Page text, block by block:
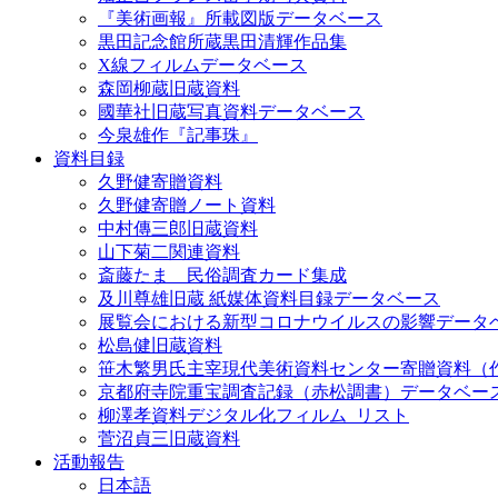
『美術画報』所載図版データベース
黒田記念館所蔵黒田清輝作品集
X線フィルムデータベース
森岡柳蔵旧蔵資料
國華社旧蔵写真資料データベース
今泉雄作『記事珠』
資料目録
久野健寄贈資料
久野健寄贈ノート資料
中村傳三郎旧蔵資料
山下菊二関連資料
斎藤たま 民俗調査カード集成
及川尊雄旧蔵 紙媒体資料目録データベース
展覧会における新型コロナウイルスの影響データ
松島健旧蔵資料
笹木繁男氏主宰現代美術資料センター寄贈資料（
京都府寺院重宝調査記録（赤松調書）データベー
柳澤孝資料デジタル化フィルム_リスト
菅沼貞三旧蔵資料
活動報告
日本語